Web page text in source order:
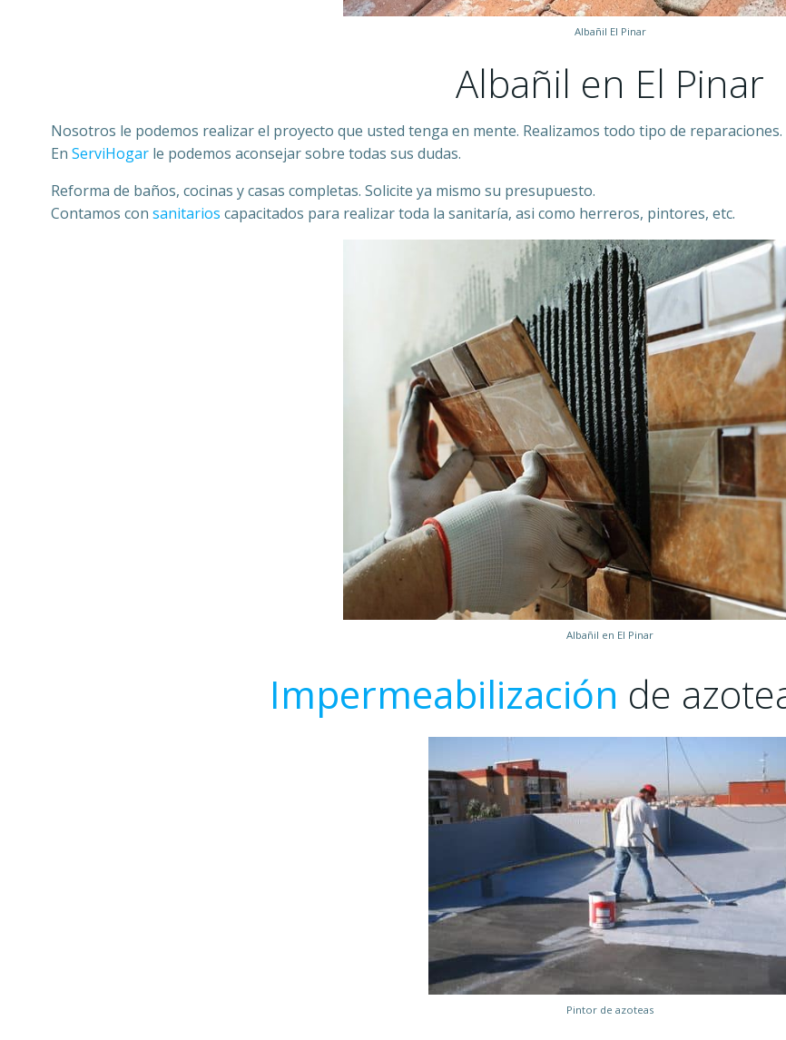
Albañil El Pinar
Albañil en El Pinar
Nosotros le podemos realizar el proyecto que usted tenga en mente. Realizamos todo tipo de reparaciones.
En ServiHogar le podemos aconsejar sobre todas sus dudas.
Reforma de baños, cocinas y casas completas. Solicite ya mismo su presupuesto.
Contamos con sanitarios capacitados para realizar toda la sanitaría, asi como herreros, pintores, etc.
Albañil en El Pinar
Impermeabilización de
Pintor de azoteas